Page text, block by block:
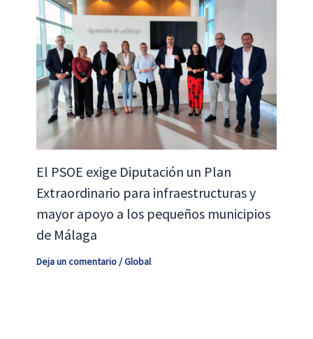
El PSOE exige Diputación un Plan
Extraordinario para infraestructuras y
mayor apoyo a los pequeños municipios
de Málaga
Deja un comentario/Global